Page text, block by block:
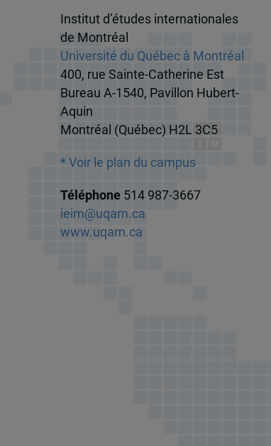
Institut d’études internationales
de Montréal
Université du Québec à Montréal
400, rue Sainte-Catherine Est
Bureau A-1540, Pavillon Hubert-
Aquin
Montréal (Québec) H2L 3C5
* Voir le plan du campus
Téléphone 514 987-3667
ieim@uqam.ca
www.uqam.ca